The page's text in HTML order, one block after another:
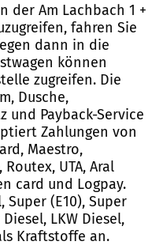
der Am Lachbach 1 +
fahren Sie
dann in die
können
zugreifen. Die
Dusche,
und Payback-Service
Zahlungen von
Maestro,
Routex, UTA, Aral
card und Logpay.
(E10), Super
LKW Diesel,
Kraftstoffe an.